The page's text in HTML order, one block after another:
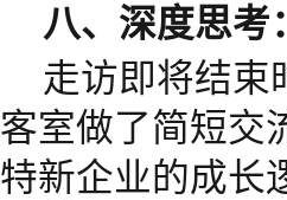
八、深度思考
走访即将结束
客室做了简短交
特新企业的成长